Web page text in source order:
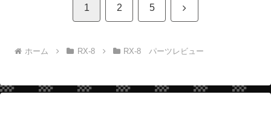
1 2 5 次
ホーム RX-8 RX-8 パーツレビュー